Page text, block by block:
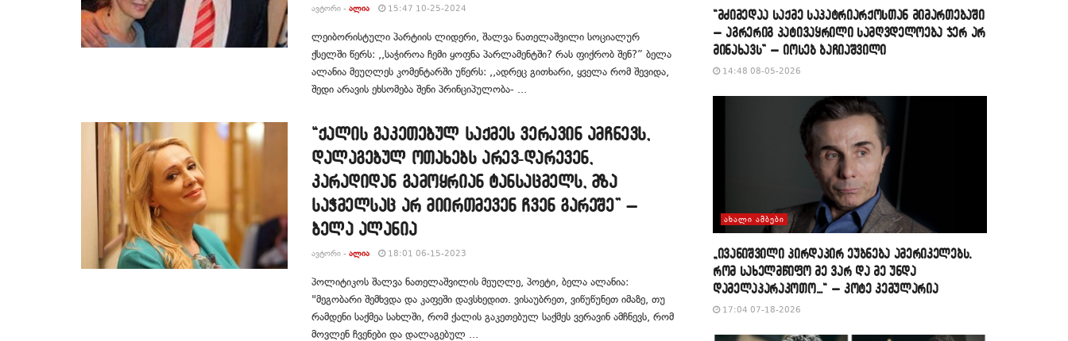
ᲐᲕᲢᲝᲠᲘ - ᲐᲚᲘᲐ 15:47 10-25-2024
ლეიბორისტული პარტიის ლიდერი, შალვა ნათელაშვილი სოციალურ
ქსელში წერს: ,,საჭიროა ჩემი ყოფნა პარლამენტში? რას ფიქრობ შენ?” ბელა
ალანია მეუღლეს კომენტარში უწერს: ,,ადრეც გითხარი, ყველა რომ შევიდა,
შედი არავის ეხსომება შენი პრინციპულობა- ...
“ქალის გაკეთებულ საქმეს ვერავინ ამჩნევს,
დალაგებულ ოთახებს არევ-დარევენ,
კარადიდან გამოყრიან ტანსაცმელს, მზა
საჭმელსაც არ მიირთმევენ ჩვენ გარეშე” –
ბელა ალანია
ᲐᲕᲢᲝᲠᲘ - ᲐᲚᲘᲐ 18:01 06-15-2023
პოლიტიკოს შალვა ნათელაშვილის მეუღლე, პოეტი, ბელა ალანია:
"მეგობარი შემხვდა და კაფეში დავსხედით. ვისაუბრეთ, ვიწუწუნეთ იმაზე, თუ
რამდენი საქმეა სახლში, რომ ქალის გაკეთებულ საქმეს ვერავინ ამჩნევს, რომ
მოვლენ ჩვენები და დალაგებულ ...
“მძიმედაა საქმე საპატრიარქოსთან მიმართებაში
– აგრერიგ პატივაყრილი სამღვდელოება ჯერ არ
მინახავს” – იოსებ ბაჩიაშვილი
14:48 08-05-2026
ᲐᲮᲐᲚᲘ ᲐᲛᲑᲔᲑᲘ
„ივანიშვილი პირდაპირ ეუბნება ამერიკელებს,
რომ სახელმწიფო მე ვარ და მე უნდა
დამელაპარაკოთო…“ – კოტე კემულარია
17:04 07-18-2026